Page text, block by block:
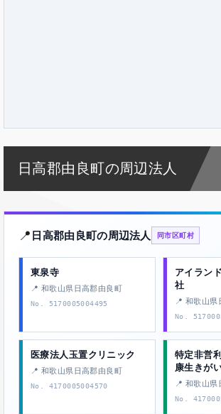
日高郡由良町の周辺法人
📍 日高郡由良町の周辺法人 同市区町村
東泉寺
📍 和歌山県日高郡由良町
No. 5170005004495
アイラン
社
📍 和歌山県
No.
医療法人玉置クリニック
📍 和歌山県日高郡由良町
No. 4170005004570
特定非営
康生きが
📍 和歌山県
No.